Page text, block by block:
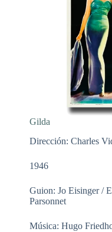
Gilda
Dirección: Charles
1946
Guion: Jo Eisinger /
Parsonnet
Música: Hugo